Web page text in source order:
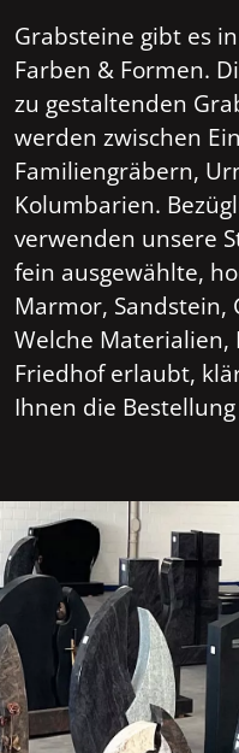
Grabsteine gibt es
Farben & Formen.
zu gestaltenden
werden zwischen
Familiengräbern,
Kolumbarien.
verwenden unsere
fein ausgewählte,
Marmor, Sandstein,
Welche
Friedhof erlaubt,
Ihnen die